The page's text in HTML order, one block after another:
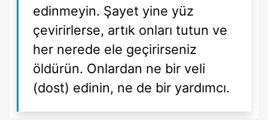
edinmeyin. Şayet yine yüz
çevirirlerse, artık onları tutun ve
her nerede ele geçirirseniz
öldürün. Onlardan ne bir veli
(dost) edinin, ne de bir yardımcı.